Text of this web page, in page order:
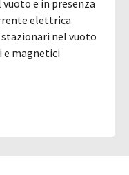
e in presenza
elettrica
nel vuoto
e magnetici